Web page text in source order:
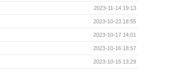
2023-11-14 19:13
2023-10-23 18:55
2023-10-17 14:01
2023-10-16 18:57
2023-10-15 13:29